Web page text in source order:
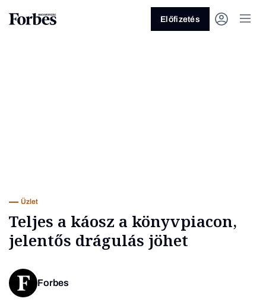
Előfizetés
Üzlet
Teljes a káosz a könyvpiacon,
jelentős drágulás jöhet
Forbes